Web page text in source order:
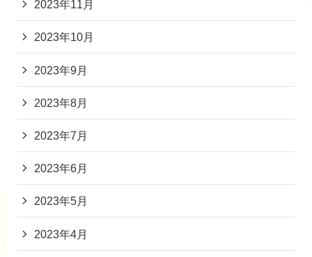
2023年11月
2023年10月
2023年9月
2023年8月
2023年7月
2023年6月
2023年5月
2023年4月